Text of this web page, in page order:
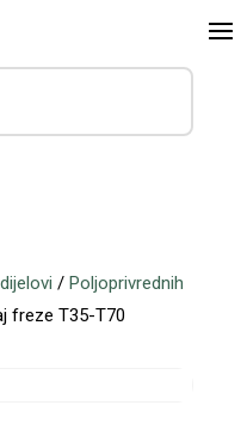
/ Poljoprivrednih
freze T35-T70